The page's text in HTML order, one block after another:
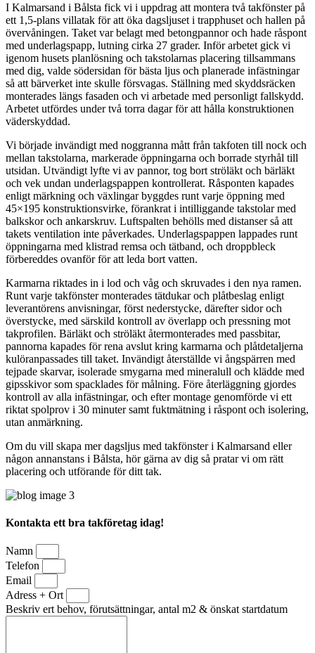
I Kalmarsand i Bålsta fick vi i uppdrag att montera två takfönster på
ett 1,5-plans villatak för att öka dagsljuset i trapphuset och hallen på
övervåningen. Taket var belagt med betongpannor och hade råspont
med underlagspapp, lutning cirka 27 grader. Inför arbetet gick vi
igenom husets planlösning och takstolarnas placering tillsammans
med dig, valde södersidan för bästa ljus och planerade infästningar
så att bärverket inte skulle försvagas. Ställning med skyddsräcken
monterades längs fasaden och vi arbetade med personligt fallskydd.
Arbetet utfördes under två torra dagar för att hålla konstruktionen
väderskyddad.
Vi började invändigt med noggranna mått från takfoten till nock och
mellan takstolarna, markerade öppningarna och borrade styrhål till
utsidan. Utvändigt lyfte vi av pannor, tog bort ströläkt och bärläkt
och vek undan underlagspappen kontrollerat. Råsponten kapades
enligt märkning och växlingar byggdes runt varje öppning med
45×195 konstruktionsvirke, förankrat i intilliggande takstolar med
balkskor och ankarskruv. Luftspalten behölls med distanser så att
takets ventilation inte påverkades. Underlagspappen lappades runt
öppningarna med klistrad remsa och tätband, och droppbleck
förbereddes ovanför för att leda bort vatten.
Karmarna riktades in i lod och våg och skruvades i den nya ramen.
Runt varje takfönster monterades tätdukar och plåtbeslag enligt
leverantörens anvisningar, först nederstycke, därefter sidor och
överstycke, med särskild kontroll av överlapp och pressning mot
takprofilen. Bärläkt och ströläkt återmonterades med passbitar,
pannorna kapades för rena avslut kring karmarna och plåtdetaljerna
kulöranpassades till taket. Invändigt återställde vi ångspärren med
tejpade skarvar, isolerade smygarna med mineralull och klädde med
gipsskivor som spacklades för målning. Före återläggning gjordes
kontroll av alla infästningar, och efter montage genomförde vi ett
riktat spolprov i 30 minuter samt fuktmätning i råspont och isolering,
utan anmärkning.
Om du vill skapa mer dagsljus med takfönster i Kalmarsand eller
någon annanstans i Bålsta, hör gärna av dig så pratar vi om rätt
placering och utförande för ditt tak.
Kontakta ett bra takföretag idag!
Namn
Telefon
Email
Adress + Ort
Beskriv ert behov, förutsättningar, antal m2 & önskat startdatum